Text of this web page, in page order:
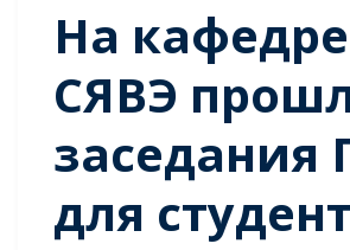
На кафедре
СЯВЭ
заседания
для